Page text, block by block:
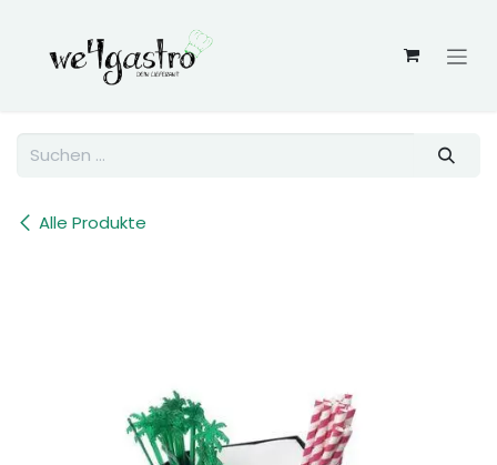
Alle Produkte